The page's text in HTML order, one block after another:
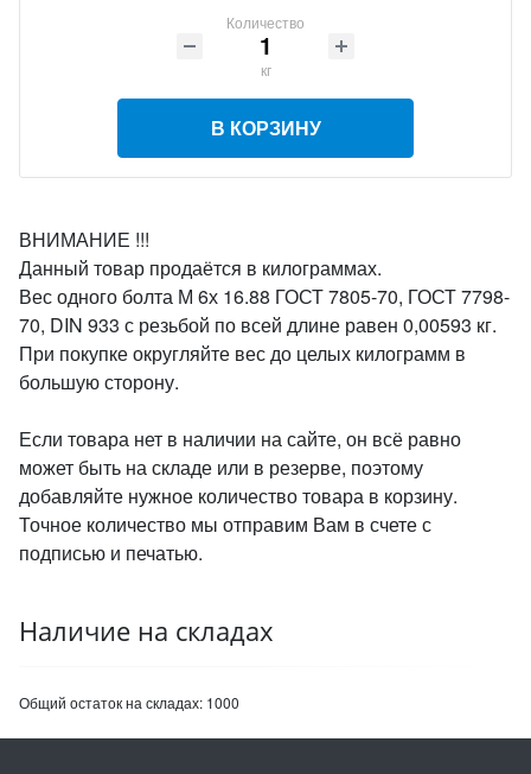
Количество
кг
В КОРЗИНУ
ВНИМАНИЕ !!!
Данный товар продаётся в килограммах.
Вес одного болта М 6х 16.88 ГОСТ 7805-70, ГОСТ 7798-
70, DIN 933 с резьбой по всей длине равен 0,00593 кг.
При покупке округляйте вес до целых килограмм в
большую сторону.
Если товара нет в наличии на сайте, он всё равно
может быть на складе или в резерве, поэтому
добавляйте нужное количество товара в корзину.
Точное количество мы отправим Вам в счете с
подписью и печатью.
Наличие на складах
Общий остаток на складах: 1000